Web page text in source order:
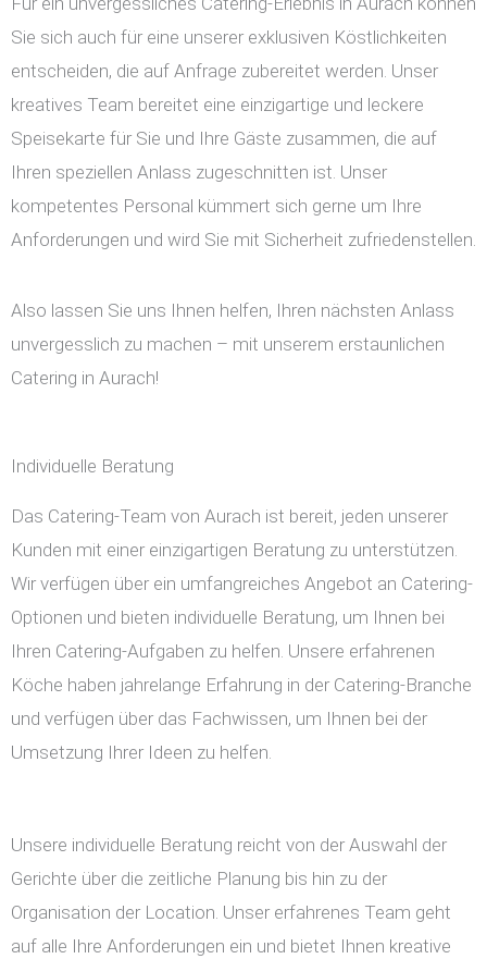
Sie sich auch für eine unserer exklusiven Köstlichkeiten
entscheiden, die auf Anfrage zubereitet werden. Unser
kreatives Team bereitet eine einzigartige und leckere
Speisekarte für Sie und Ihre Gäste zusammen, die auf
Ihren speziellen Anlass zugeschnitten ist. Unser
kompetentes Personal kümmert sich gerne um Ihre
Anforderungen und wird Sie mit Sicherheit zufriedenstellen.
Also lassen Sie uns Ihnen helfen, Ihren nächsten Anlass
unvergesslich zu machen – mit unserem erstaunlichen
Catering in Aurach!
Individuelle Beratung
Das Catering-Team von Aurach ist bereit, jeden unserer
Kunden mit einer einzigartigen Beratung zu unterstützen.
Wir verfügen über ein umfangreiches Angebot an Catering-
Optionen und bieten individuelle Beratung, um Ihnen bei
Ihren Catering-Aufgaben zu helfen. Unsere erfahrenen
Köche haben jahrelange Erfahrung in der Catering-Branche
und verfügen über das Fachwissen, um Ihnen bei der
Umsetzung Ihrer Ideen zu helfen.
Unsere individuelle Beratung reicht von der Auswahl der
Gerichte über die zeitliche Planung bis hin zu der
Organisation der Location. Unser erfahrenes Team geht
auf alle Ihre Anforderungen ein und bietet Ihnen kreative